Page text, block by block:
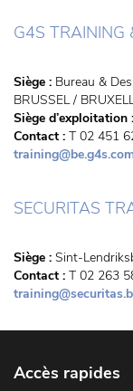
G4S TRAINING
Siège : Bureau &
BRUSSEL /
Siège d’exploitation :
Contact : T 02 451
SECURITAS
Siège : Sint-
Contact : T 02 263
Accès rapides